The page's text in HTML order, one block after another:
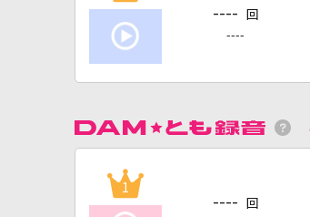
---- 回
----
1
---- 回